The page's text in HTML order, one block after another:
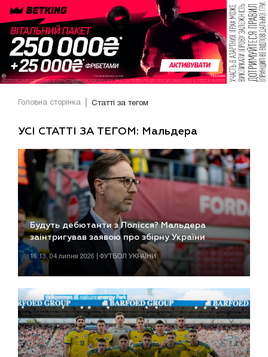
Головна сторінка Статті за тегом
УСІ СТАТТІ ЗА ТЕГОМ: Мальдера
Будуть дебютанти з Полісся? Мальдера
заінтригував заявою про збірну України
16:13, 04 липня 2026 | ФУТБОЛ УКРАЇНИ